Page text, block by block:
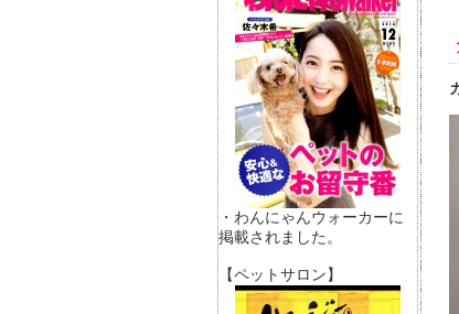
・わんにゃんウォーカーに
掲載されました。
【ペットサロン】